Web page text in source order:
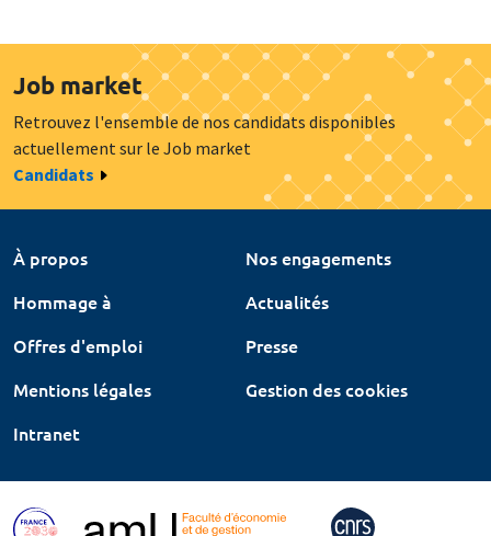
Job market
Retrouvez l'ensemble de nos candidats disponibles
actuellement sur le Job market
Candidats
À propos
Nos engagements
Hommage à
Actualités
Offres d'emploi
Presse
Mentions légales
Gestion des cookies
Intranet